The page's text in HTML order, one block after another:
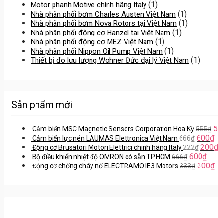
Motor phanh Motive chính hãng Italy (1)
Nhà phân phối bơm Charles Austen Việt Nam (1)
Nhà phân phối bơm Nova Rotors tại Việt Nam (1)
Nhà phân phối động cơ Hanzel tại Việt Nam (1)
Nhà phân phối động cơ MEZ Việt Nam (1)
Nhà phân phối Nippon Oil Pump Việt Nam (1)
Thiết bị đo lưu lượng Wohner Đức đại lý Việt Nam (1)
Sản phẩm mới
Cảm biến MSC Magnetic Sensors Corporation Hoa Kỳ555₫
Cảm biến lực nén LAUMAS Elettronica Việt Nam 666₫ 600₫
Động cơ Brusatori Motori Elettrici chính hãng Italy222₫ 200₫
Bộ điều khiển nhiệt độ OMRON có sẵn TP.HCM 666₫ 600₫
Động cơ chống cháy nổ ELECTRAMO IE3 Motors 333₫ 300₫